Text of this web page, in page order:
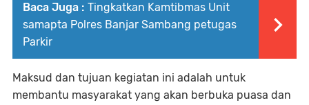
Baca Juga : Tingkatkan Kamtibmas Unit
samapta Polres Banjar Sambang petugas
Parkir
Maksud dan tujuan kegiatan ini adalah untuk
membantu masyarakat yang akan berbuka puasa dan